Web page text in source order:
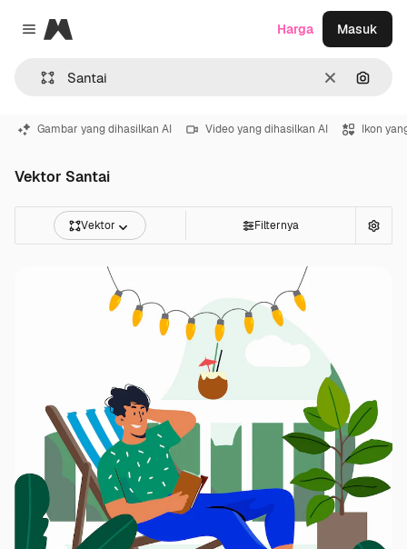
Close menu
Magnific
Jernih
Harga Masuk
Gambar yang dihasilkan AI Video yang dihasilkan AI Ikon
Vektor Santai
Vektor Filternya